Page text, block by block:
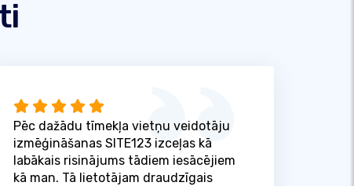
Pēc dažādu tīmekļa vietņu veidotāju
izmēģināšanas SITE123 izceļas kā
labākais risinājums tādiem iesācējiem
kā man. Tā lietotājam draudzīgais